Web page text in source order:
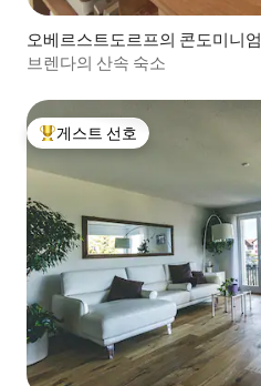
오베르스트도르프의 콘도미니엄
브렌다의 산속 숙소
상위 게스트 선호
게스트 선호